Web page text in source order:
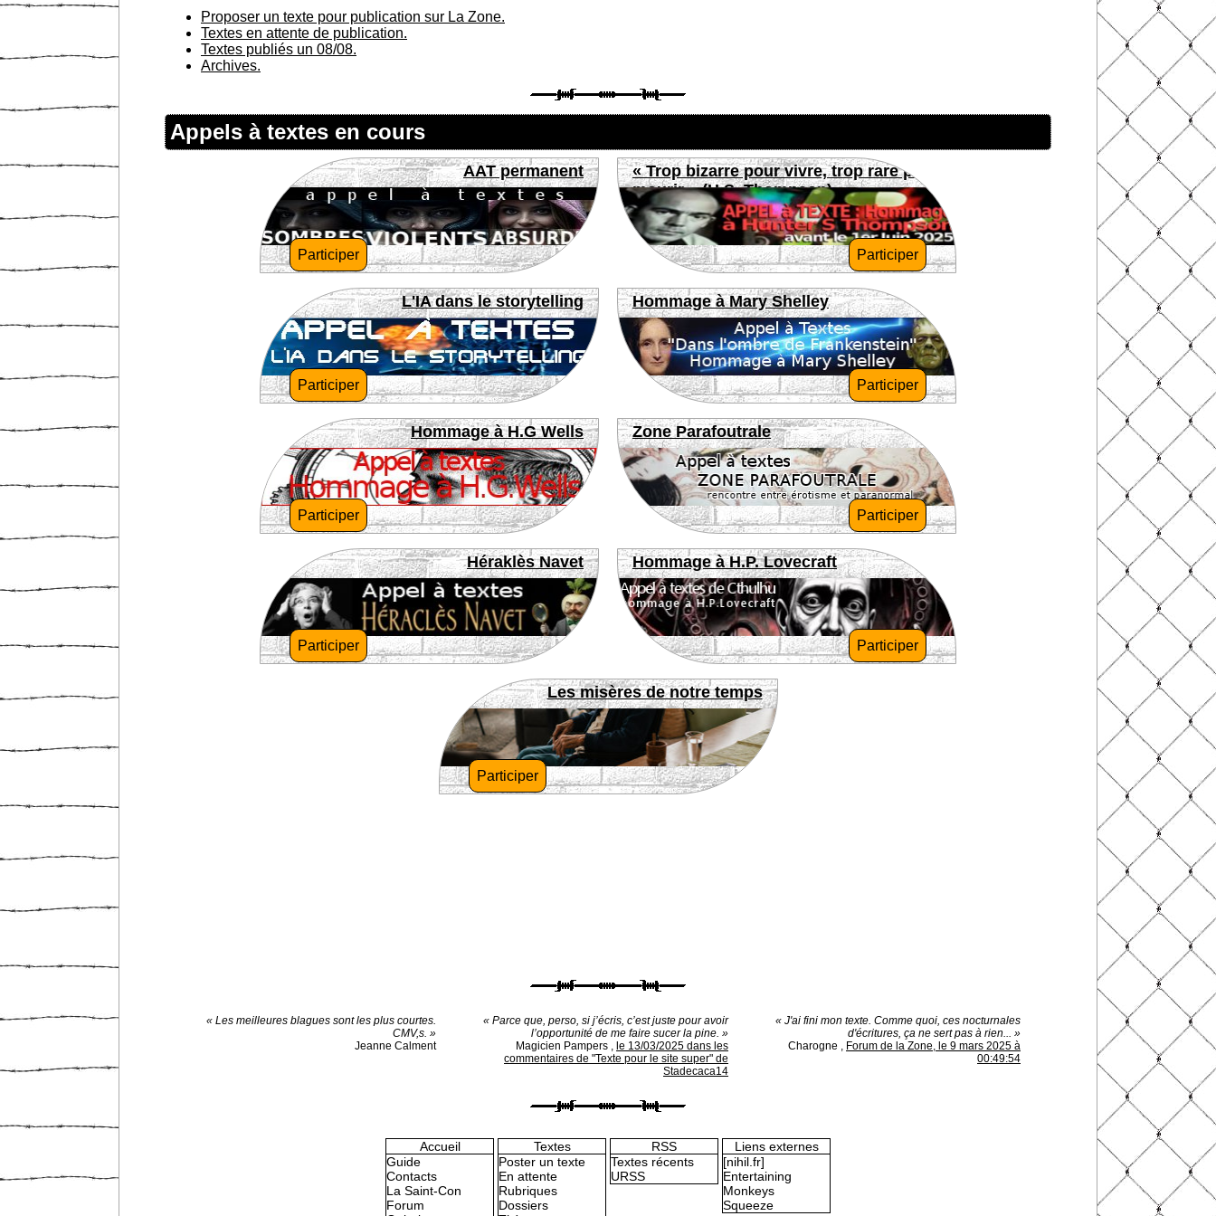
Proposer un texte pour publication sur La Zone.
Textes en attente de publication.
Textes publiés un 08/08.
Archives.
Appels à textes en cours
AAT permanent
Participer
« Trop bizarre pour vivre, trop rare pour
mourir » (H.S. Thompson)
Participer
L'IA dans le storytelling
Participer
Hommage à Mary Shelley
Participer
Hommage à H.G Wells
Participer
Zone Parafoutrale
Participer
Héraklès Navet
Participer
Hommage à H.P. Lovecraft
Participer
Les misères de notre temps
Participer
« Les meilleures blagues sont les plus courtes.
CMV,s. »
Jeanne Calment
« Parce que, perso, si j’écris, c’est juste pour avoir
l’opportunité de me faire sucer la pine. »
Magicien Pampers , le 13/03/2025 dans les
commentaires de "Texte pour le site super" de
Stadecaca14
« J'ai fini mon texte. Comme quoi, ces nocturnales
d'écritures, ça ne sert pas à rien... »
Charogne , Forum de la Zone, le 9 mars 2025 à
00:49:54
Accueil
Guide
Contacts
La Saint-Con
Forum
Textes
Poster un texte
En attente
Rubriques
Dossiers
RSS
Textes récents
URSS
Liens externes
[nihil.fr]
Entertaining
Monkeys
Squeeze